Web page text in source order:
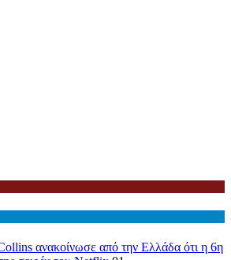
ανακοίνωσε από την Ελλάδα ότι η 6η